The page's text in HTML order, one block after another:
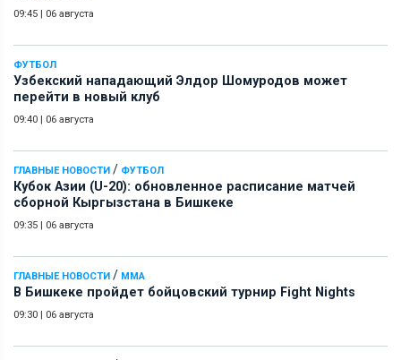
09:45 | 06 августа
ФУТБОЛ
Узбекский нападающий Элдор Шомуродов может
перейти в новый клуб
09:40 | 06 августа
ГЛАВНЫЕ НОВОСТИ / ФУТБОЛ
Кубок Азии (U-20): обновленное расписание матчей
сборной Кыргызстана в Бишкеке
09:35 | 06 августа
ГЛАВНЫЕ НОВОСТИ / ММА
В Бишкеке пройдет бойцовский турнир Fight Nights
09:30 | 06 августа